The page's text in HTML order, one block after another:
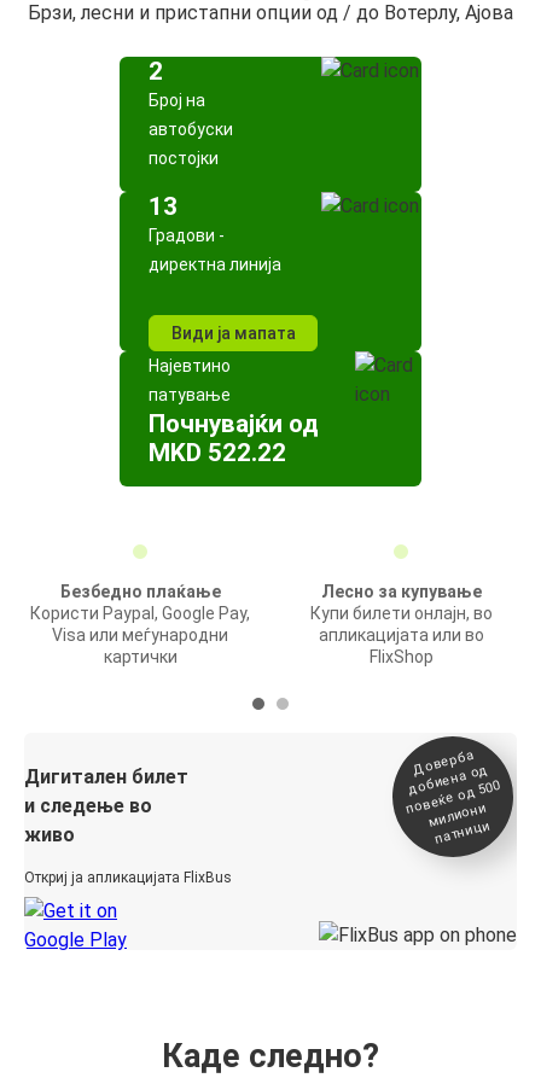
Брзи, лесни и пристапни опции од / до Вотерлу, Ајова
2
Број на
автобуски
постојки
13
Градови -
директна линија
Види ја мапата
Најевтино
патување
Почнувајќи од
MKD 522.22
Безбедно плаќање
Користи Paypal, Google Pay,
Visa или меѓународни
картички
Лесно за купување
Купи билети онлајн, во
апликацијата или во
FlixShop
Дигитален билет
и следење во
живо
Откриј ја апликацијата FlixBus
Доверба
добиена о
д
повеќе о
д 500
милиони
патници
Каде следно?